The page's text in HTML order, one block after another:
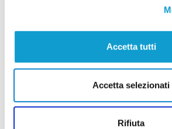
Accetta tutti
Accetta selezionati
Rifiuta
Pubblicità